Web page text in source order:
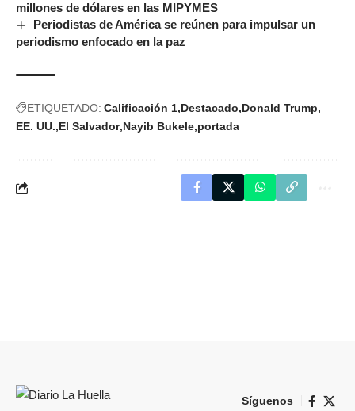
millones de dólares en las MIPYMES
Periodistas de América se reúnen para impulsar un
periodismo enfocado en la paz
ETIQUETADO: Calificación 1 Destacado Donald Trump
EE. UU. El Salvador Nayib Bukele portada
Síguenos